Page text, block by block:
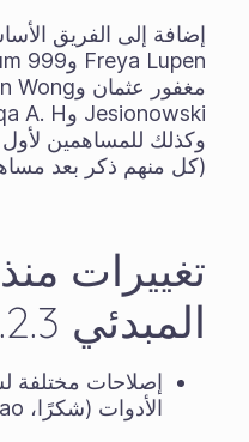
إضافة إلى الفريق
وكذلك للمساهمين
(كل منهم ذكر بعد
تغييرات
المبدئي 5.2.3:
إصلاحات مختلفة
الأدوات (شكرًا، Aqaao)